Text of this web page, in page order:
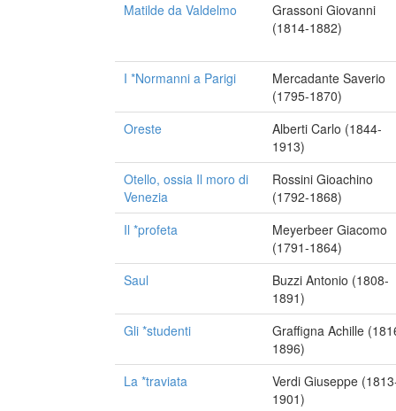
Matilde da Valdelmo
Grassoni Giovanni
(1814-1882)
I *Normanni a Parigi
Mercadante Saverio
(1795-1870)
Oreste
Alberti Carlo (1844-
1913)
Otello, ossia Il moro di
Venezia
Rossini Gioachino
(1792-1868)
Il *profeta
Meyerbeer Giacomo
(1791-1864)
Saul
Buzzi Antonio (1808-
1891)
Gli *studenti
Graffigna Achille
1896)
La *traviata
Verdi Giuseppe
1901)